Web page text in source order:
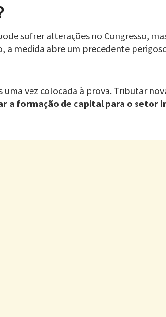
sofrer alterações no Congresso,
a medida abre um precedente
uma vez colocada à prova. Tributar
a formação de capital para o setor